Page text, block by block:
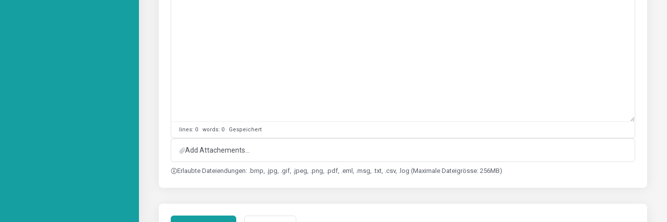
lines: 0 words: 0 Gespeichert
Add Attachements...
Erlaubte Dateiendungen: .bmp, .jpg, .gif, .jpeg, .png, .pdf, .eml, .msg, .txt, .csv, .log (Maximale Dateigrösse: 256MB)